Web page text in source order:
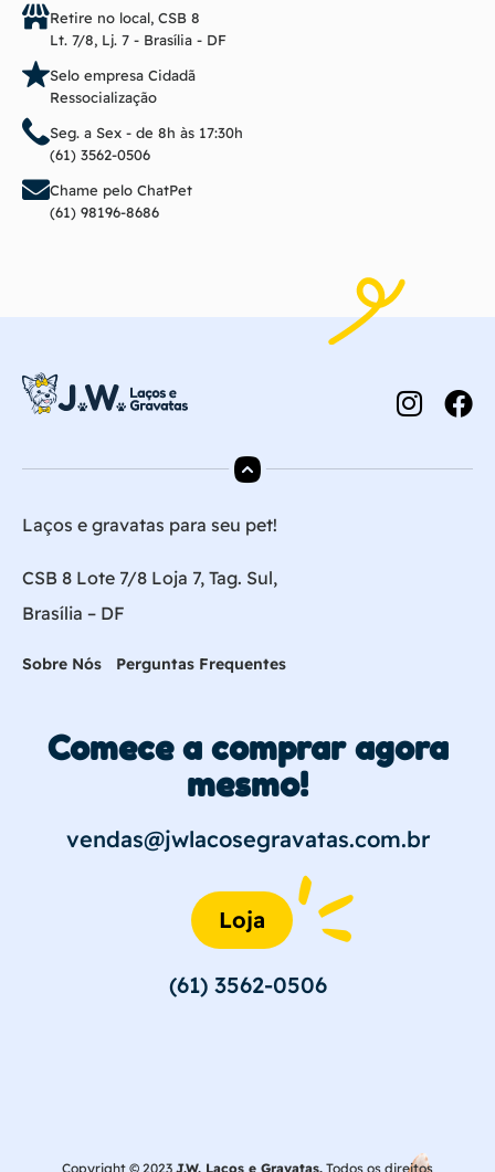
Retire no local, CSB 8
Lt. 7/8, Lj. 7 - Brasília - DF
Selo empresa Cidadã
Ressocialização
Seg. a Sex - de 8h às 17:30h
(61) 3562-0506
Chame pelo ChatPet
(61) 98196-8686
Laços e gravatas para seu pet!
CSB 8 Lote 7/8 Loja 7, Tag. Sul,
Brasília – DF
Sobre Nós Perguntas Frequentes
Comece a comprar agora
mesmo!
vendas@jwlacosegravatas.com.br
Loja
(61) 3562-0506
Copyright © 2023 J.W. Laços e Gravatas. Todos os direitos